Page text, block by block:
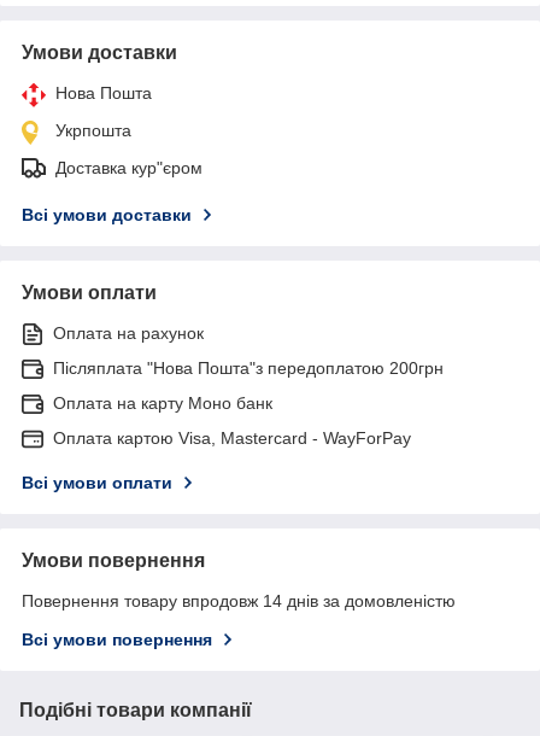
Умови доставки
Нова Пошта
Укрпошта
Доставка кур"єром
Всі умови доставки
Умови оплати
Оплата на рахунок
Післяплата "Нова Пошта"з передоплатою 200грн
Оплата на карту Моно банк
Оплата картою Visa, Mastercard - WayForPay
Всі умови оплати
Умови повернення
Повернення товару впродовж 14 днів за домовленістю
Всі умови повернення
Подібні товари компанії